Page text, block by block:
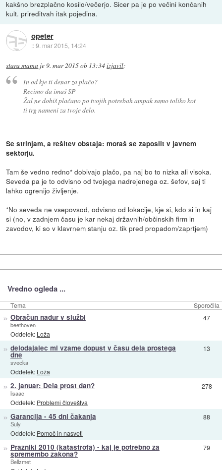
kakšno brezplačno kosilo/večerjo. Sicer pa je po večini končanih
kult. prireditvah itak pojedina.
opeter
::9. mar 2015, 14:24
stara mama je9. mar 2015 ob 13:34izjavil:
In od kje ti denar za plačo?
Recimo da imaš SP
Žal ne dobiš plačano po tvojih potrebah ampak samo toliko kot
ti trg nameni za tvoje delo.
Se strinjam, a rešitev obstaja: moraš se zaposlit v javnem
sektorju.
Tam še vedno redno* dobivajo plačo, pa naj bo to nizka ali visoka.
Seveda pa je to odvisno od tvojega nadrejenega oz. šefov, saj ti
lahko ogrenijo življenje.
*No seveda ne vsepovsod, odvisno od lokacije, kje si, kdo si in kaj
si (no, v zadnjem času je kar nekaj državnih/občinskih firm in
zavodov, ki so v klavrnem stanju oz. tik pred propadom/zaprtjem)
Vredno ogleda ...
Tema Sporočila
» Obračun nadur v službi
beethoven
Oddelek: Loža
47
» delodajalec mi vzame dopust v času dela prostega
dne
svecka
Oddelek: Loža
13
» 2. januar: Dela prost dan?
lisaac
Oddelek: Problemi človeštva
278
» Garancija - 45 dni čakanja
Suly
Oddelek: Pomoč in nasveti
88
» Prazniki 2010 (katastrofa) - kaj je potrebno za
spremembo zakona?
Bellzmet
79